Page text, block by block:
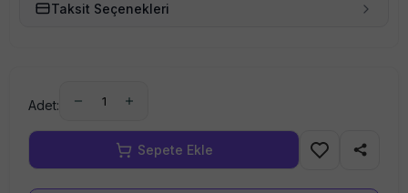
Taksit Seçenekleri
Adet: 1